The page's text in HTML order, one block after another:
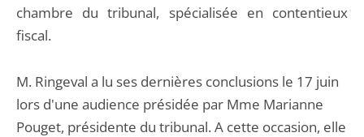
chambre du tribunal, spécialisée en contentieux
fiscal.
M. Ringeval a lu ses dernières conclusions le 17 juin
lors d'une audience présidée par Mme Marianne
Pouget, présidente du tribunal. A cette occasion, elle